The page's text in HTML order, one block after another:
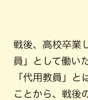
戦後、高校卒業
員」として働いた
「代用教員」と
ことから、戦後